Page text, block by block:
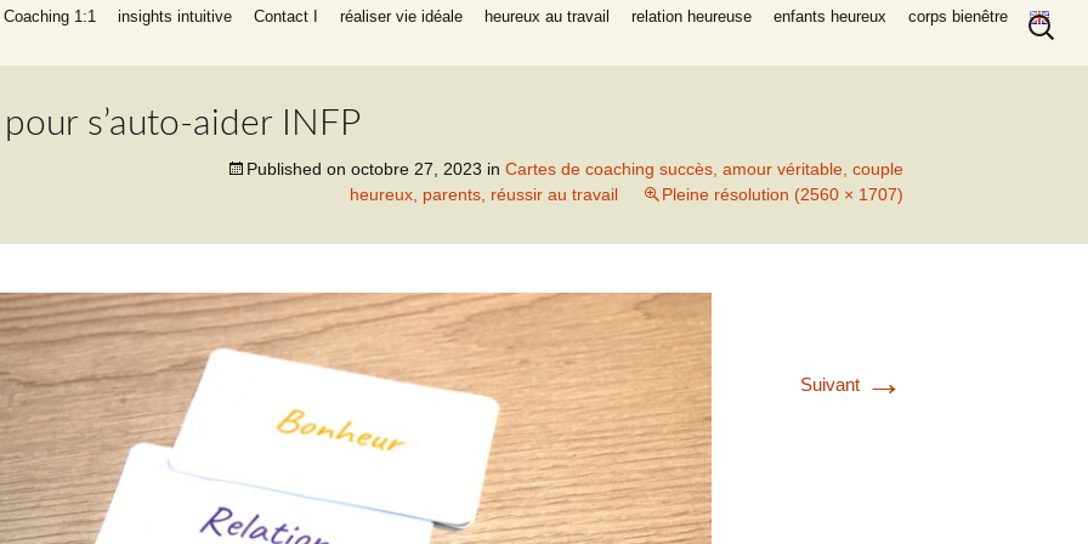
1:1
réussir
de
(relation,
argent,
heureux)
en bonne
succès
auto-aide
succès
insights intuitive Contact I réaliser vie idéale heureux au travail relation heureuse enfants heureux corps bienêtre
s’auto-aider INFP
Published on octobre 27, 2023 in Cartes de coaching succès, amour véritable, couple
heureux, parents, réussir au travail
Pleine résolution (2560 × 1707)
Suivant →